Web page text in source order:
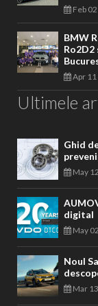
Feb
BMW
Ro2D2
Apr
Ultimele
Ghid
May
digital
May
Noul
Mar